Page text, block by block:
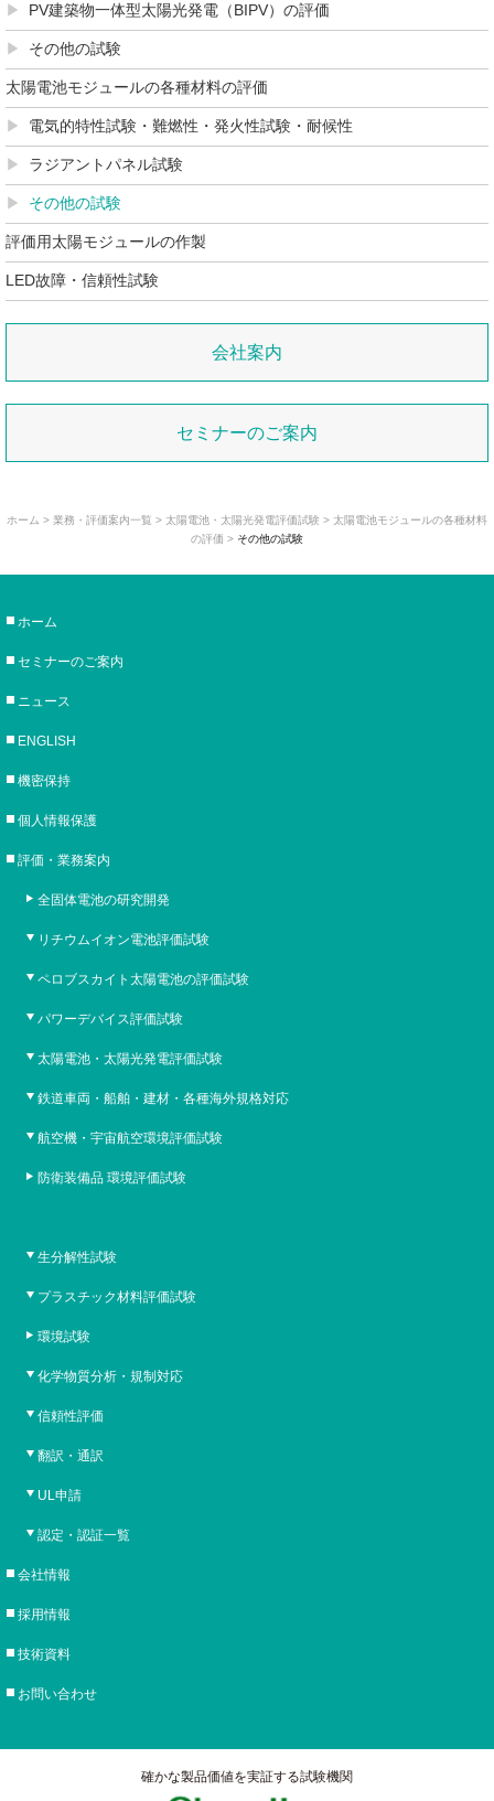
PV建築物一体型太陽光発電（BIPV）の評価
その他の試験
太陽電池モジュールの各種材料の評価
電気的特性試験・難燃性・発火性試験・耐候性
ラジアントパネル試験
その他の試験
評価用太陽モジュールの作製
LED故障・信頼性試験
会社案内
セミナーのご案内
ホーム > 業務・評価案内一覧 > 太陽電池・太陽光発電評価試験 > 太陽電池モジュールの各種材料
の評価 > その他の試験
ホーム
セミナーのご案内
ニュース
ENGLISH
機密保持
個人情報保護
評価・業務案内
全固体電池の研究開発
リチウムイオン電池評価試験
ペロブスカイト太陽電池の評価試験
パワーデバイス評価試験
太陽電池・太陽光発電評価試験
鉄道車両・船舶・建材・各種海外規格対応
航空機・宇宙航空環境評価試験
防衛装備品 環境評価試験
生分解性試験
プラスチック材料評価試験
環境試験
化学物質分析・規制対応
信頼性評価
翻訳・通訳
UL申請
認定・認証一覧
会社情報
採用情報
技術資料
お問い合わせ
確かな製品価値を実証する試験機関